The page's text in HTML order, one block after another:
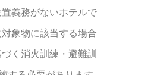
義務がないホテルで
象物に該当する場合
く消火訓練・避難訓